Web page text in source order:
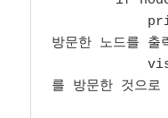
방문한 노드를 출
를 방문한 것으로